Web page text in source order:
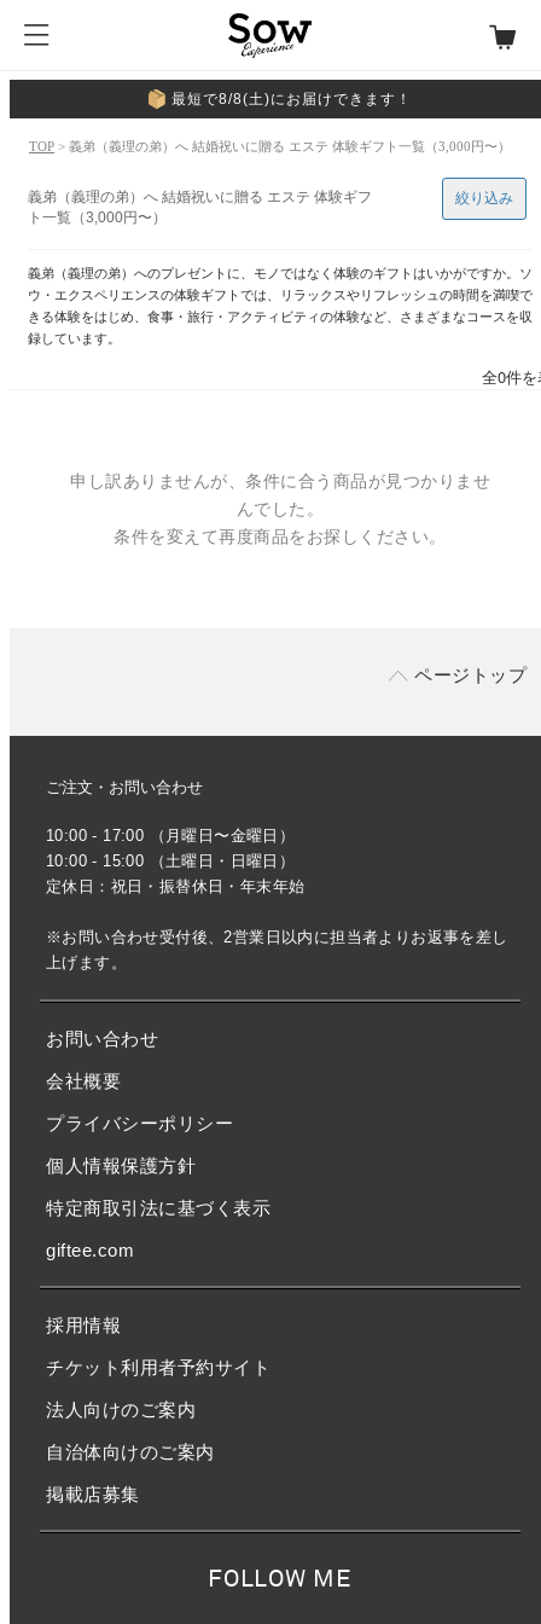
最短で8/8(土)にお届けできます！
TOP > 義弟（義理の弟）へ 結婚祝いに贈る エステ 体験ギフト一覧（3,000円〜）
義弟（義理の弟）へ 結婚祝いに贈る エステ 体験ギフ
ト一覧（3,000円〜）
義弟（義理の弟）へのプレゼントに、モノではなく体験のギフトはいかがですか。ソ
ウ・エクスペリエンスの体験ギフトでは、リラックスやリフレッシュの時間を満喫で
きる体験をはじめ、食事・旅行・アクティビティの体験など、さまざまなコースを収
録しています。
絞り込み
全0件
申し訳ありませんが、条件に合う商品が見つかりませ
んでした。
条件を変えて再度商品をお探しください。
ページトップ
ご注文・お問い合わせ
10:00 - 17:00 （月曜日〜金曜日）
10:00 - 15:00 （土曜日・日曜日）
定休日：祝日・振替休日・年末年始
※お問い合わせ受付後、2営業日以内に担当者よりお返事を差し
上げます。
お問い合わせ
会社概要
プライバシーポリシー
個人情報保護方針
特定商取引法に基づく表示
giftee.com
採用情報
チケット利用者予約サイト
法人向けのご案内
自治体向けのご案内
掲載店募集
FOLLOW ME